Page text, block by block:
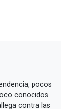
pocos
conocidos
contra las